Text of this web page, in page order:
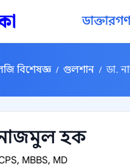
ডাক্তারগণ
বিশেষজ্ঞ / গুলশান / ডা.
হক
MBBS, MD